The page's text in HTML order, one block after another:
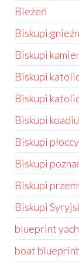
Bieżeń
Biskupi
Biskupi
Biskupi
Biskupi
Biskupi
Biskupi płoccy
Biskupi
Biskupi
Biskupi
blueprint
boat